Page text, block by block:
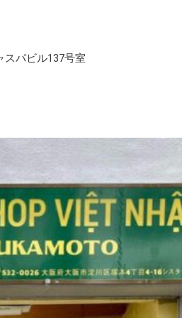
スパビル137号室